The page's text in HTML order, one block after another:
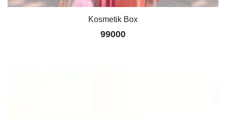
Kosmetik Box
99000